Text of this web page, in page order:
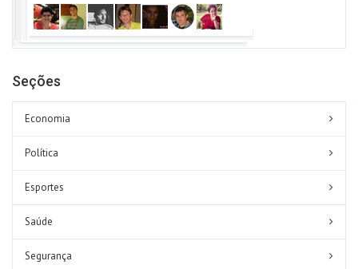
Seções
Economia
Política
Esportes
Saúde
Segurança